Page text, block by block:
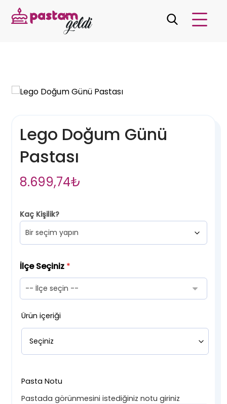
Lego Doğum Günü
Pastası
8.699,74₺
Kaç Kişilik?
İlçe Seçiniz *
Ürün içeriği
Pasta Notu
Pastada görünmesini istediğiniz notu giriniz